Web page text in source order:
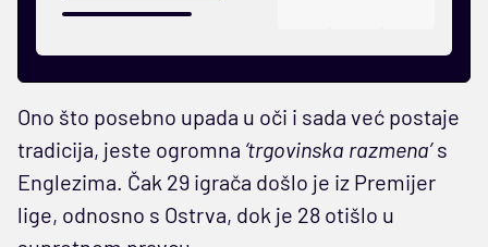
Ono što posebno upada u oči i sada već postaje
tradicija, jeste ogromna ‘trgovinska razmena’s
Englezima. Čak 29 igrača došlo je iz Premijer
lige, odnosno s Ostrva, dok je 28 otišlo u